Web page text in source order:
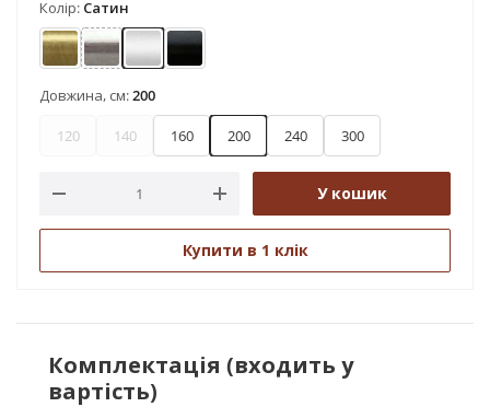
Колір: Сатин
АнтикНержавіюча сталь
Сатин Чорний оксамит
Довжина, см:200
120 140 160 200 240 300
У кошик
Купити в 1 клік
Комплектація (входить у
вартість)